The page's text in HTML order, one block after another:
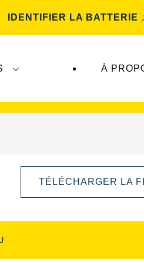
IDENTIFIER LA BATTERIE
À
TÉLÉCHARGER LA